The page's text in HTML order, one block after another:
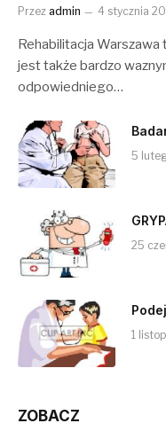
Przez admin 4 stycznia
Rehabilitacja
jest także bardzo
odpowiedniego…
5
25
1
ZOBACZ